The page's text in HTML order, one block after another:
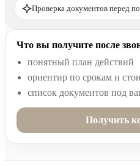
Проверка документов перед
Что вы получите после
понятный план действий
ориентир по срокам и
список документов под
Получить